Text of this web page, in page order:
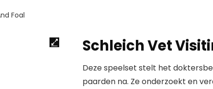
Foal
Schleich Vet
Deze speelset stelt het
paarden na. Ze onderzoekt en